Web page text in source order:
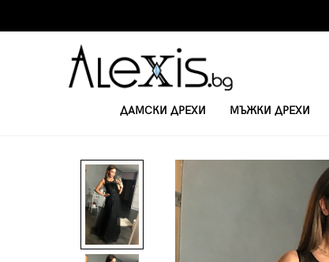
ДАМСКИ ДРЕХИ МЪЖКИ ДРЕХИ